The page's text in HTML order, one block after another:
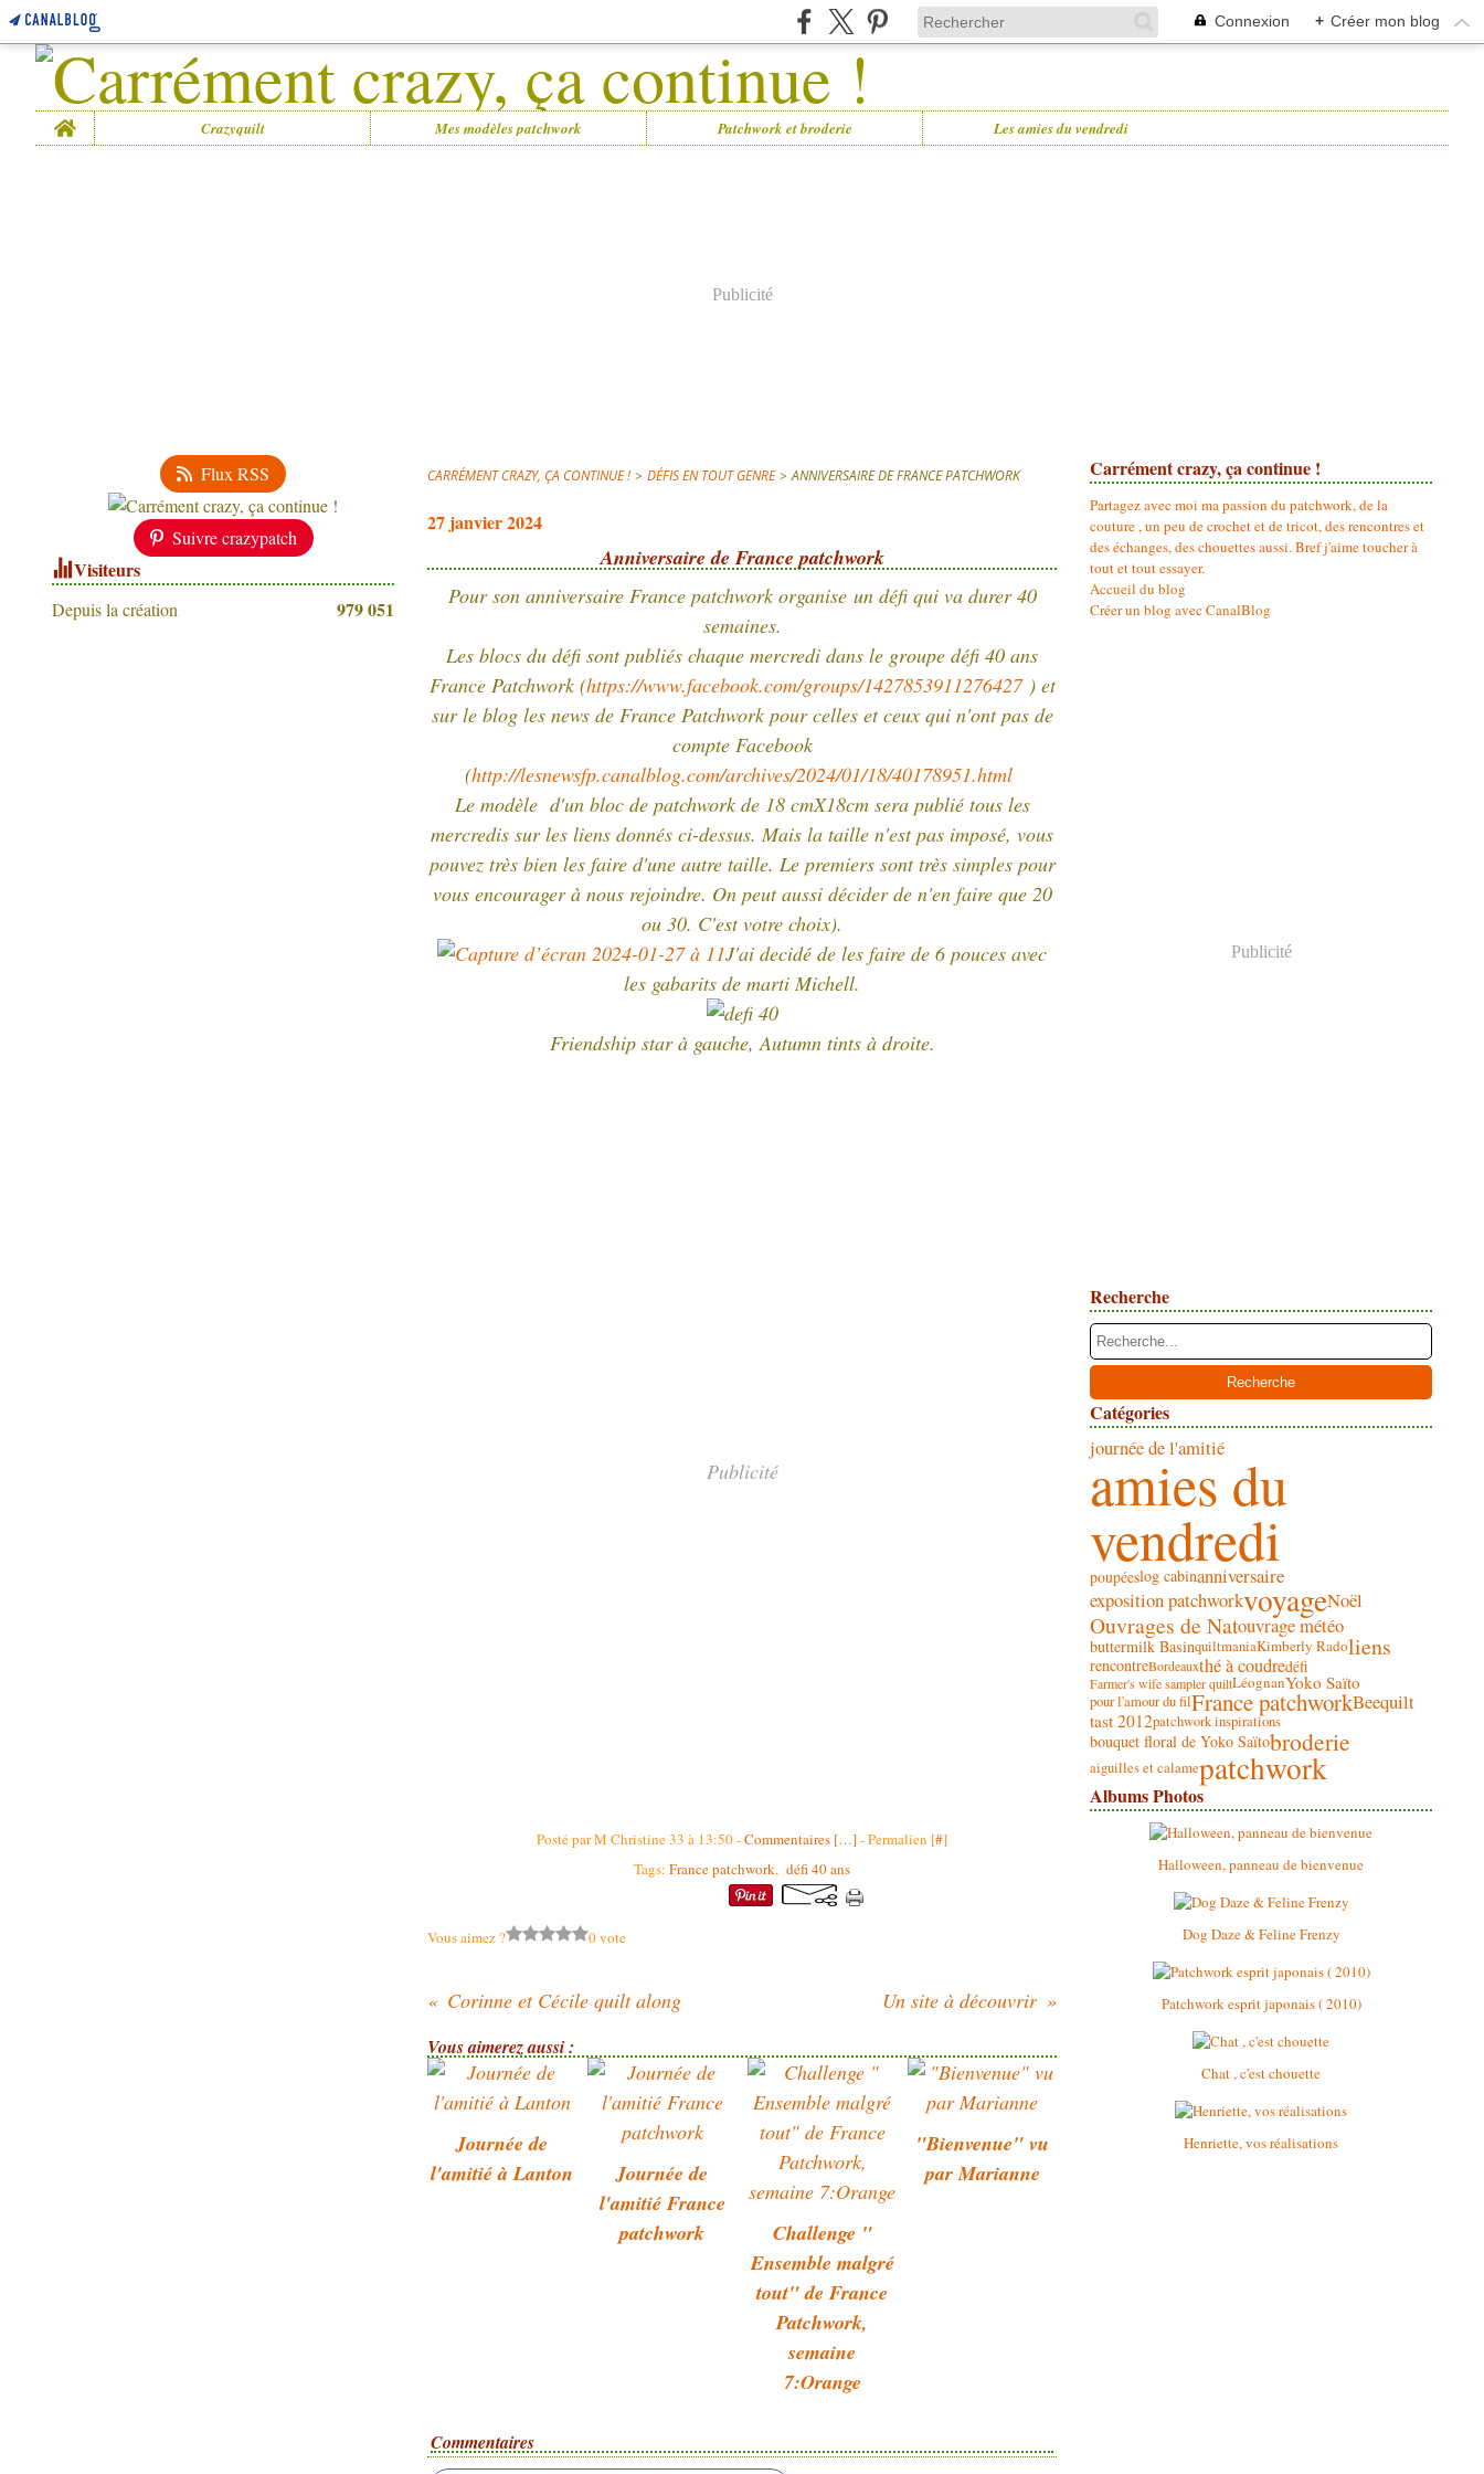
Connexion + Créer mon blog
Home Crazyquilt Mes modèles patchwork Patchwork et broderie Les amies du vendredi
Publicité
Flux RSS
Suivre crazypatch
Visiteurs
Depuis la création 979 051
CARRÉMENT CRAZY, ÇA CONTINUE ! > DÉFIS EN TOUT GENRE > ANNIVERSAIRE DE FRANCE PATCHWORK
27 janvier 2024
Anniversaire de France patchwork
Pour son anniversaire France patchwork organise un défi qui va durer 40
semaines.
Les blocs du défi sont publiés chaque mercredi dans le groupe défi 40 ans
France Patchwork (https://www.facebook.com/groups/1427853911276427) et
sur le blog les news de France Patchwork pour celles et ceux qui n'ont pas de
compte Facebook
(http://lesnewsfp.canalblog.com/archives/2024/01/18/40178951.html
Le modèle d'un bloc de patchwork de 18 cmX18cm sera publié tous les
mercredis sur les liens donnés ci-dessus. Mais la taille n'est pas imposé, vous
pouvez très bien les faire d'une autre taille. Le premiers sont très simples pour
vous encourager à nous rejoindre. On peut aussi décider de n'en faire que 20
ou 30. C'est votre choix).
J'ai decidé de les faire de 6 pouces avec
les gabarits de marti Michell.
Friendship star à gauche, Autumn tints à droite.
Publicité
Posté par M Christine 33 à 13:50 -Commentaires […]- Permalien [#]
Tags: France patchwork, défi 40 ans
Vous aimez ? 0 vote
Corinne et Cécile quilt along Un site à découvrir
Vous aimerez aussi :
Journée de
l'amitié à Lanton
Journée de
l'amitié France
patchwork
Challenge "
Ensemble malgré
tout" de France
Patchwork,
semaine
7:Orange
"Bienvenue" vu
par Marianne
Commentaires
Carrément crazy, ça continue !
Partagez avec moi ma passion du patchwork, de la
couture , un peu de crochet et de tricot, des rencontres et
des échanges, des chouettes aussi. Bref j'aime toucher à
tout et tout essayer.
Accueil du blog
Créer un blog avec CanalBlog
Publicité
Recherche
Catégories
journée de l'amitié
amies du
vendredi
poupéeslog cabinanniversaire
exposition patchworkvoyageNoël
Ouvrages de Natouvrage météo
buttermilk BasinquiltmaniaKimberly Radoliens
rencontreBordeauxthé à coudredéfi
Farmer's wife sampler quiltLéognanYoko Saïto
pour l'amour du filFrance patchworkBeequilt
tast 2012patchwork inspirations
bouquet floral de Yoko Saïtobroderie
aiguilles et calamepatchwork
Albums Photos
Halloween, panneau de bienvenue
Dog Daze & Feline Frenzy
Patchwork esprit japonais ( 2010)
Chat , c'est chouette
Henriette, vos réalisations